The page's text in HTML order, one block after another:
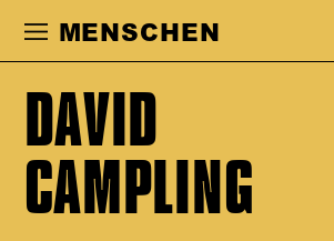
Zur Hauptnavigation
MENSCHEN
DAVID
CAMPLING